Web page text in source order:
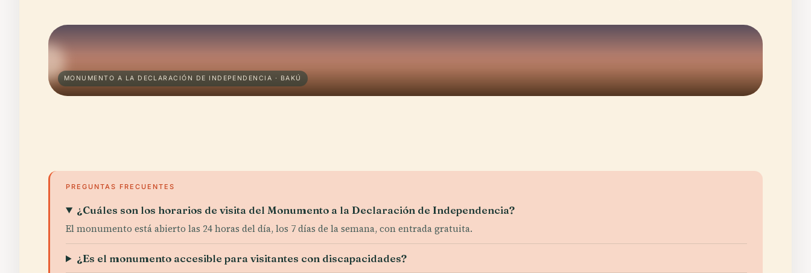
MONUMENTO A LA DECLARACIÓN DE INDEPENDENCIA · BAKÚ
PREGUNTAS FRECUENTES
¿Cuáles son los horarios de visita del Monumento a la Declaración de Independencia?
El monumento está abierto las 24 horas del día, los 7 días de la semana, con entrada gratuita.
¿Es el monumento accesible para visitantes con discapacidades?